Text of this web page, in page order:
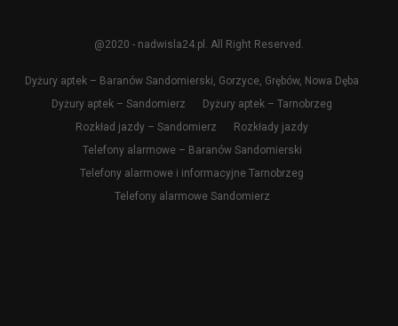
@2020 - nadwisla24.pl. All Right Reserved.
Dyżury aptek – Baranów Sandomierski, Gorzyce, Grębów, Nowa Dęba
Dyżury aptek – Sandomierz
Dyżury aptek – Tarnobrzeg
Rozkład jazdy – Sandomierz
Rozkłady jazdy
Telefony alarmowe – Baranów Sandomierski
Telefony alarmowe i informacyjne Tarnobrzeg
Telefony alarmowe Sandomierz